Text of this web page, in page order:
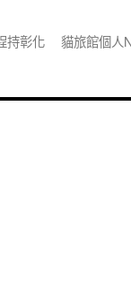
持彰化
貓旅館個人